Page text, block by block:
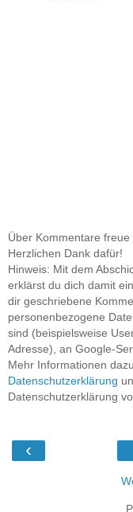
Über Kommentare freue
Herzlichen Dank dafür!
Hinweis: Mit dem
erklärst du dich damit
dir geschriebene
personenbezogene
sind (beispielsweise
Adresse), an Google-
Mehr Informationen
Datenschutzerklärung
Datenschutzerklärung
‹